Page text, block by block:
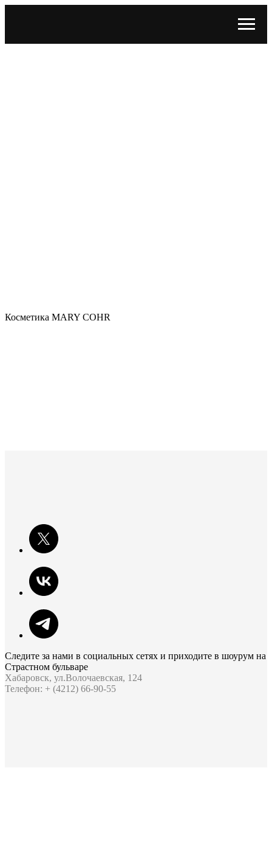
Косметика MARY COHR
Следите за нами в социальных сетях и приходите в шоурум на
Страстном бульваре
Хабаровск, ул.Волочаевская, 124
Телефон: + (4212) 66-90-55